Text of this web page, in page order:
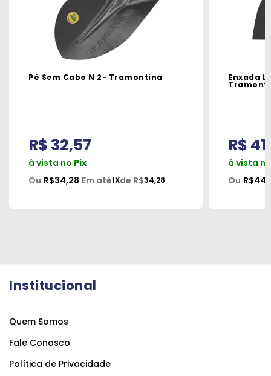
Pé Sem Cabo N 2- Tramontina
R$ 32,57
à vista no Pix
Ou R$34,28 Em até1Xde R$34,28
Enxada
R$
à vista
Ou
Institucional
Quem Somos
Fale Conosco
Política de Privacidade